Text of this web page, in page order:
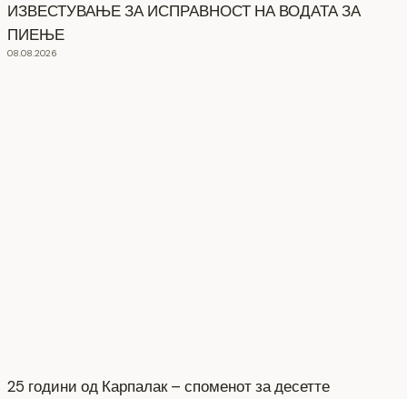
ИЗВЕСТУВАЊЕ ЗА ИСПРАВНОСТ НА ВОДАТА ЗА
ПИЕЊЕ
08.08.2026
25 години од Карпалак – споменот за десетте